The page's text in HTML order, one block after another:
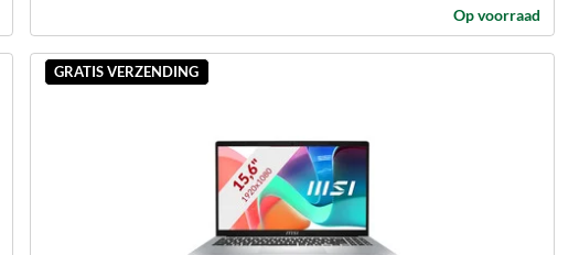
Op voorraad
GRATIS VERZENDING